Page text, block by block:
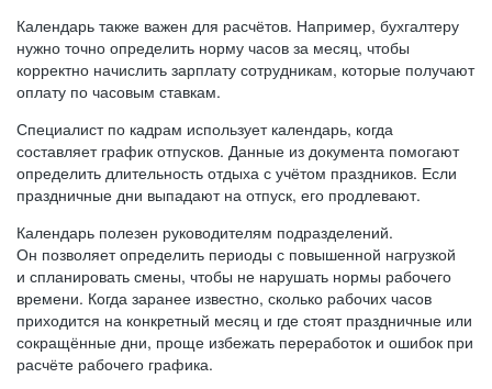
Календарь также важен для расчётов. Например, бухгалтеру
нужно точно определить норму часов за месяц, чтобы
корректно начислить зарплату сотрудникам, которые получают
оплату по часовым ставкам.
Специалист по кадрам использует календарь, когда
составляет график отпусков. Данные из документа помогают
определить длительность отдыха с учётом праздников. Если
праздничные дни выпадают на отпуск, его продлевают.
Календарь полезен руководителям подразделений.
Он позволяет определить периоды с повышенной нагрузкой
и спланировать смены, чтобы не нарушать нормы рабочего
времени. Когда заранее известно, сколько рабочих часов
приходится на конкретный месяц и где стоят праздничные или
сокращённые дни, проще избежать переработок и ошибок при
расчёте рабочего графика.